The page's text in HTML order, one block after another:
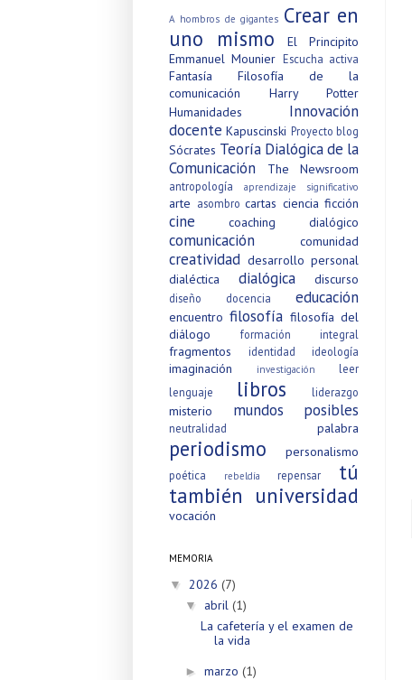
A hombros de gigantes Crear en
uno mismo
El Principito
Emmanuel Mounier Escucha activa
Fantasía
Filosofía de la
comunicación
Harry Potter
Humanidades
Innovación
docente Kapuscinski Proyecto blog
Sócrates Teoría Dialógica de la
Comunicación
The Newsroom
antropología aprendizaje significativo
arte asombro cartas ciencia ficción
cine coaching dialógico
comunicación comunidad
creatividad desarrollo personal
dialéctica
dialógica discurso
diseño docencia educación
encuentro filosofía filosofía del
diálogo
formación integral
fragmentos identidad ideología
imaginación investigación
leer
lenguaje
libros liderazgo
misterio mundos posibles
neutralidad palabra
periodismo personalismo
poética rebeldía repensar
tú
también universidad
vocación
MEMORIA
▼ 2026 (7)
▼ abril (1)
La cafetería y el examen de
la vida
► marzo (1)